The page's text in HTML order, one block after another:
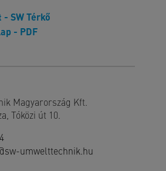
SW Térkő
- PDF
Magyarország Kft.
Tóközi út 10.
umwelttechnik.hu